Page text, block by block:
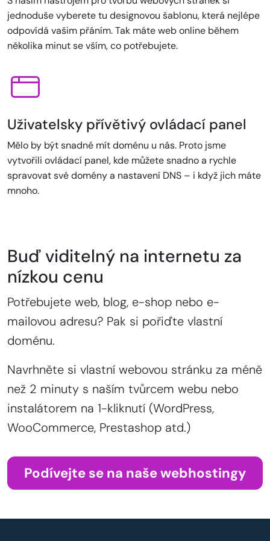
jednoduše vyberete tu designovou šablonu, která nejlépe
odpovídá vašim přáním. Tak máte web online během
několika minut se vším, co potřebujete.
Uživatelsky přívětivý ovládací panel
Mělo by být snadné mít doménu u nás. Proto jsme
vytvořili ovládací panel, kde můžete snadno a rychle
spravovat své domény a nastavení DNS – i když jich máte
mnoho.
Buď viditelný na internetu za
nízkou cenu
Potřebujete web, blog, e-shop nebo e-
mailovou adresu? Pak si pořiďte vlastní
doménu.
Navrhněte si vlastní webovou stránku za méně
než 2 minuty s naším tvůrcem webu nebo
instalátorem na 1-kliknutí (WordPress,
WooCommerce, Prestashop atd.)
Podívejte se na naše webhostingy